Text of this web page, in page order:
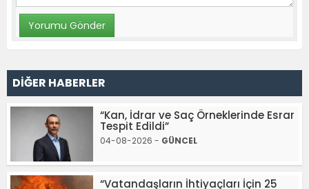
DİĞER HABERLER
“Kan, İdrar ve Saç Örneklerinde Esrar
Tespit Edildi”
04-08-2026 - GÜNCEL
“Vatandaşların İhtiyaçları İçin 25